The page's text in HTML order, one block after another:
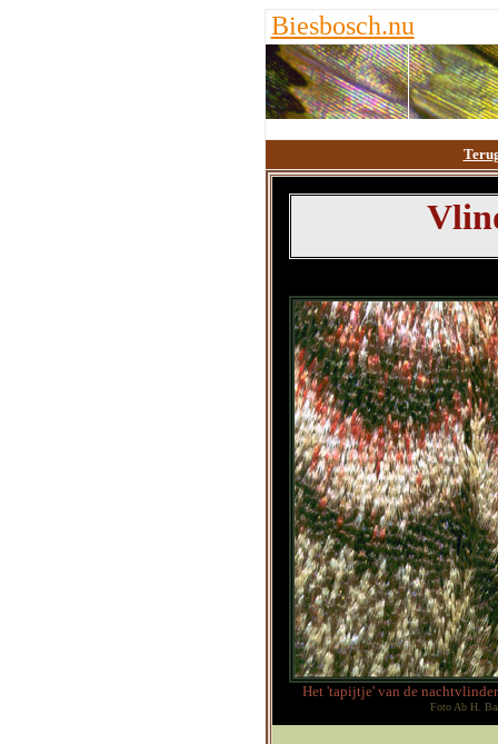
Biesbosch.nu
Het 'tapijtje' van de
Foto Ab H.